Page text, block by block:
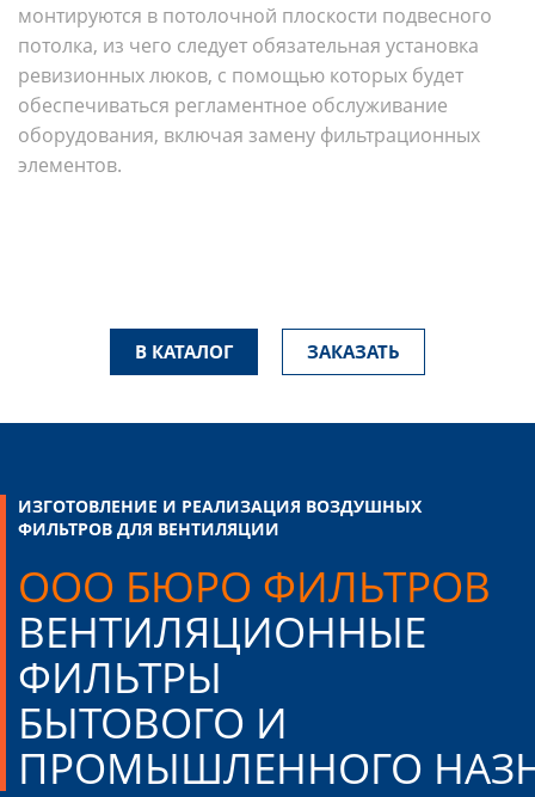
монтируются в потолочной плоскости подвесного
потолка, из чего следует обязательная установка
ревизионных люков, с помощью которых будет
обеспечиваться регламентное обслуживание
оборудования, включая замену фильтрационных
элементов.
В КАТАЛОГ ЗАКАЗАТЬ
ИЗГОТОВЛЕНИЕ И РЕАЛИЗАЦИЯ ВОЗДУШНЫХ
ФИЛЬТРОВ ДЛЯ ВЕНТИЛЯЦИИ
ООО БЮРО ФИЛЬТРОВ
ВЕНТИЛЯЦИОННЫЕ
ФИЛЬТРЫ
БЫТОВОГО И
ПРОМЫШЛЕННОГО